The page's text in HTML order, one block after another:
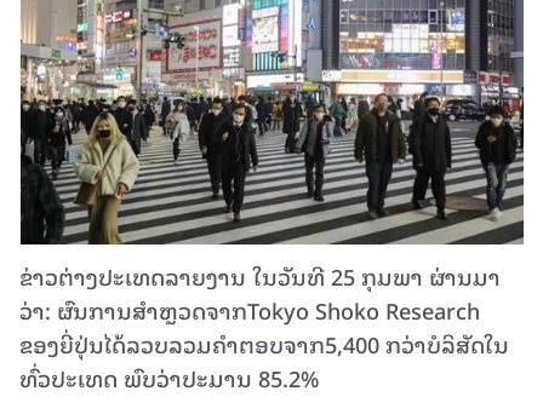
ຂ່າວຕ່າງປະເທດລາຍງານ ໃນວັນທີ 25 ກຸມພາ ຜ່ານມາ
ວ່າ: ຜົນການສໍາຫຼວດຈາກTokyo Shoko Research
ຂອງຍີ່ປຸ່ນໄດ້ລວບລວມຄໍາຕອບຈາກ5,400 ກວ່າບໍລິສັດໃນ
ທົ່ວປະເທດ ພົບວ່າປະມານ 85.2%